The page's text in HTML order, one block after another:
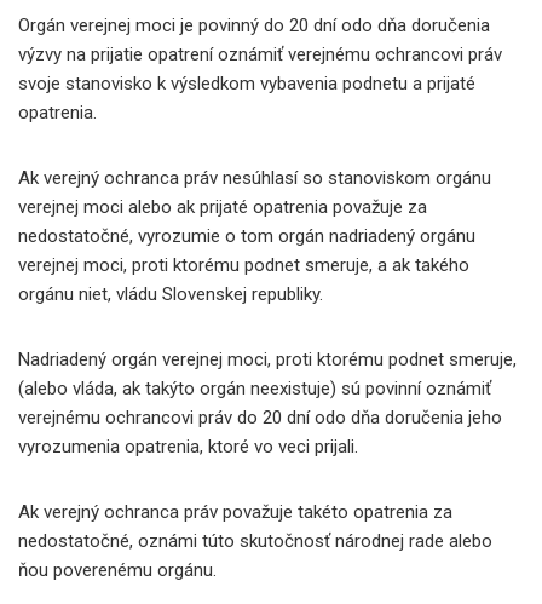
Orgán verejnej moci je povinný do 20 dní odo dňa doručenia
výzvy na prijatie opatrení oznámiť verejnému ochrancovi práv
svoje stanovisko k výsledkom vybavenia podnetu a prijaté
opatrenia.
Ak verejný ochranca práv nesúhlasí so stanoviskom orgánu
verejnej moci alebo ak prijaté opatrenia považuje za
nedostatočné, vyrozumie o tom orgán nadriadený orgánu
verejnej moci, proti ktorému podnet smeruje, a ak takého
orgánu niet, vládu Slovenskej republiky.
Nadriadený orgán verejnej moci, proti ktorému podnet smeruje,
(alebo vláda, ak takýto orgán neexistuje) sú povinní oznámiť
verejnému ochrancovi práv do 20 dní odo dňa doručenia jeho
vyrozumenia opatrenia, ktoré vo veci prijali.
Ak verejný ochranca práv považuje takéto opatrenia za
nedostatočné, oznámi túto skutočnosť národnej rade alebo
ňou poverenému orgánu.